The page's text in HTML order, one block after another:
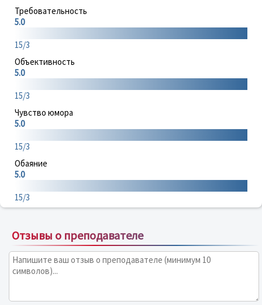
Требовательность
5.0
15/3
Объективность
5.0
15/3
Чувство юмора
5.0
15/3
Обаяние
5.0
15/3
Отзывы о преподавателе